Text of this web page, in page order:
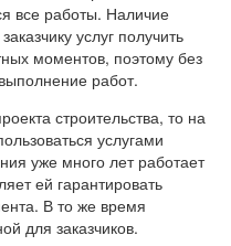
все работы. Наличие
услуг получить
моментов, поэтому без
работ.
строительства, то на
услугами
уже много лет работает
ей гарантировать
В то же время
для заказчиков.